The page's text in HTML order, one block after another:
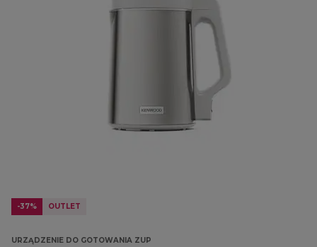
-37% OUTLET
URZĄDZENIE DO GOTOWANIA ZUP